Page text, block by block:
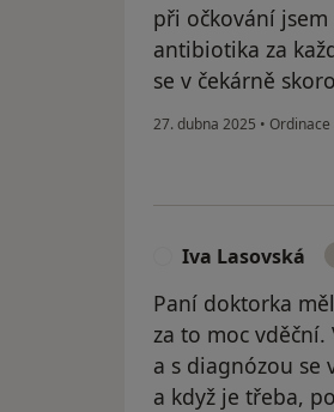
při očkování
antibiotika za
se v čekárně
27. dubna 2025 • Ordinace
Iva Lasovská
Paní doktorka
za to moc
a s diagnózou se
a když je třeba,